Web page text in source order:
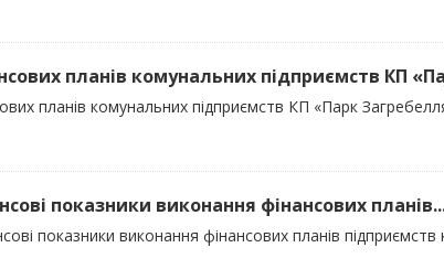
планів комунальних підприємств КП
планів комунальних підприємств КП «Парк
показники виконання фінансових
показники виконання фінансових планів